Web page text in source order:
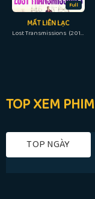
Full
MẤT LIÊN LẠC
Lost Transmissions (2019)
TOP XEM PHIM
TOP NGÀY